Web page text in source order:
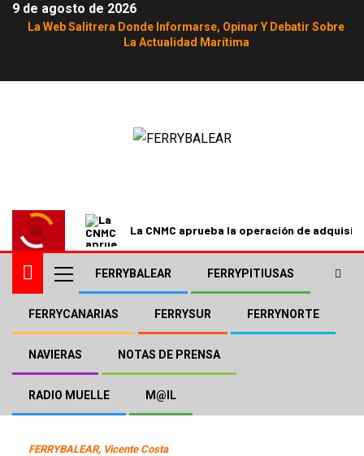
9 de agosto de 2026
La Web Salitrera Donde Informarse, Opinar Y Debatir Sobre
La Actualidad Marítima
La CNMC aprueba la operación de
FERRYBALEAR FERRYPITIUSAS
FERRYCANARIAS FERRYSUR FERRYNORTE
NAVIERAS NOTAS DE PRENSA
RADIO MUELLE M@IL
Nueva Encuesta semanal
Ferrybalear, Vicente Costa
FERRYBALEAR, Vicente Costa